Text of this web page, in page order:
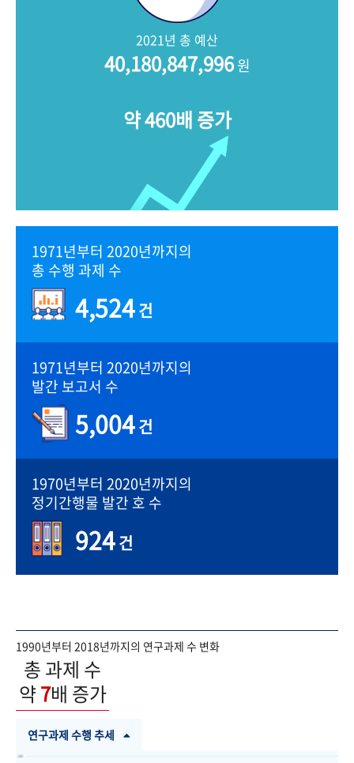
2021년 총 예산
40,180,847,996원
약 460배 증가
1971년부터 2020년까지의
총 수행 과제 수
4,524건
1971년부터 2020년까지의
발간 보고서 수
5,004건
1970년부터 2020년까지의
정기간행물 발간 호 수
924건
1990년부터 2018년까지의 연구과제 수 변화
총 과제 수
약7배 증가
연구과제 수행 추세